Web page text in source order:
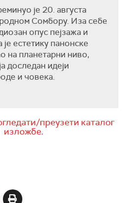
је 20. августа
Сомбору. Иза себе
опус пејзажа и
је естетику панонске
на планетарни ниво,
доследан идеји
и човека.
преузети каталог
изложбе.